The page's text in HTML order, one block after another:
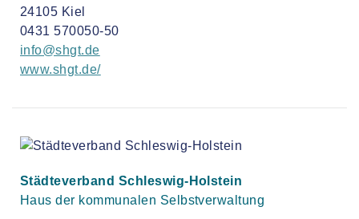
24105 Kiel
0431 570050-50
info@shgt.de
www.shgt.de/
Städteverband Schleswig-Holstein
Haus der kommunalen Selbstverwaltung